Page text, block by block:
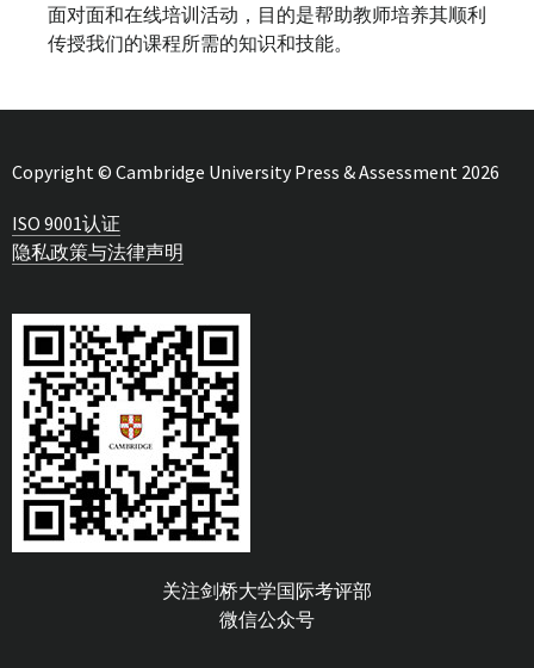
面对面和在线培训活动，目的是帮助教师培养其顺利
传授我们的课程所需的知识和技能。
Copyright © Cambridge University Press & Assessment 2026
ISO 9001认证
隐私政策与法律声明
关注剑桥大学国际考评部
微信公众号